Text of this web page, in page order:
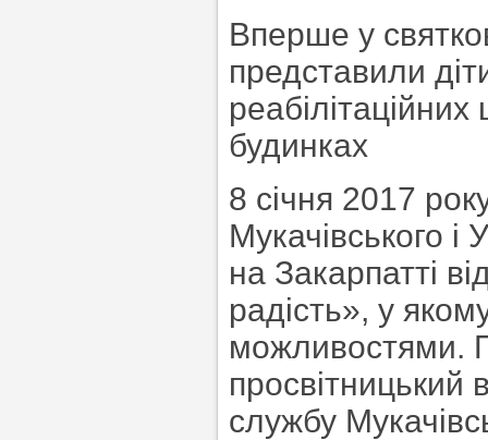
Вперше у
представили
будинках
8 січня 2017
Мукачівського і
на Закарпатті
радість», у
можливостями.
службу